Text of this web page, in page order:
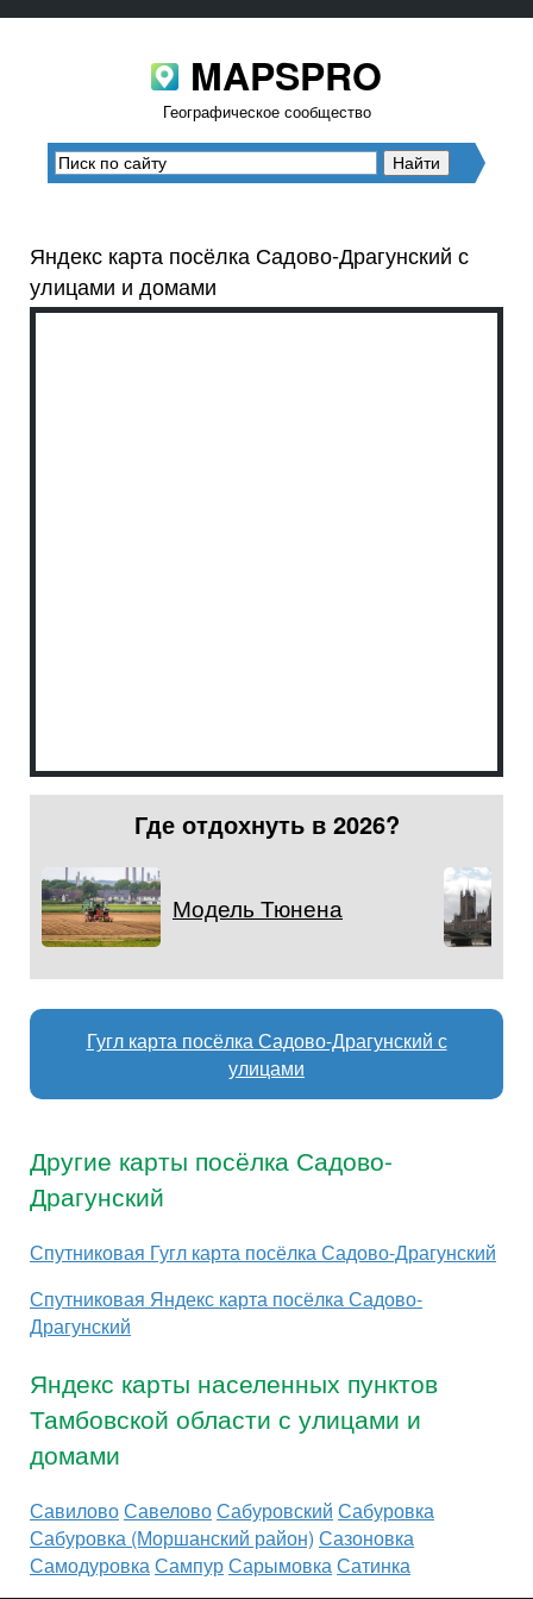
MAPSPRO
Географическое сообщество
Яндекс карта посёлка Садово-Драгунский с
улицами и домами
Где отдохнуть в 2026?
Модель Тюнена
Гугл карта посёлка Садово-Драгунский с
улицами
Другие карты посёлка Садово-
Драгунский
Спутниковая Гугл карта посёлка Садово-Драгунский
Спутниковая Яндекс карта посёлка Садово-
Драгунский
Яндекс карты населенных пунктов
Тамбовской области с улицами и
домами
СавиловоСавеловоСабуровский Сабуровка
Сабуровка (Моршанский район) Сазоновка
Самодуровка СампурСарымовка Сатинка